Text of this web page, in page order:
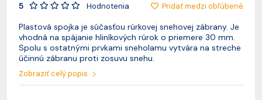
5 Hodnotenia Pridať medzi obľúbené
Plastová spojka je súčasťou rúrkovej snehovej zábrany. Je
vhodná na spájanie hliníkových rúrok o priemere 30 mm.
Spolu s ostatnými prvkami sneholamu vytvára na streche
účinnú zábranu proti zosuvu snehu.
Zobraziť celý popis